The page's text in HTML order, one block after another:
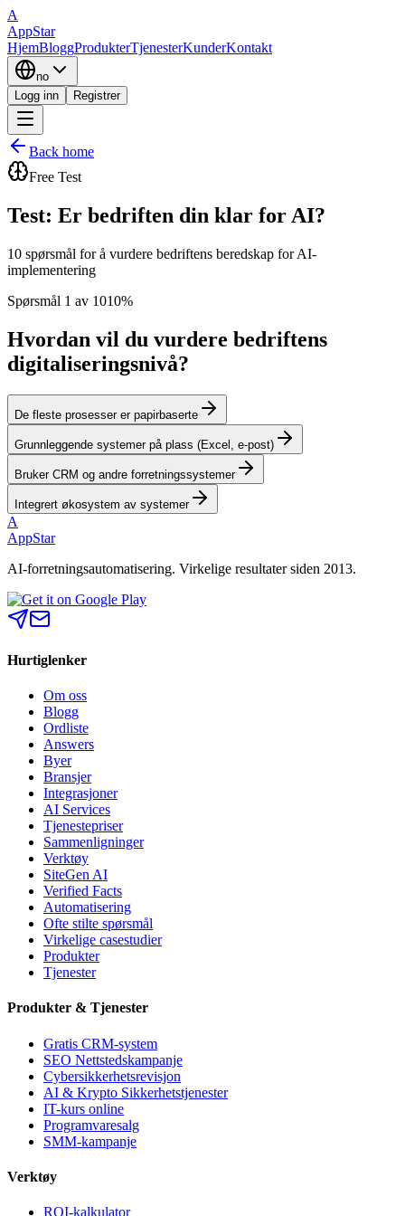
A
AppStar
HjemBloggProdukterTjenesterKunderKontakt
no
Logg inn
Registrer
Back home
Free Test
Test: Er bedriften din klar for AI?
10 spørsmål for å vurdere bedriftens beredskap for AI-
implementering
Spørsmål 1 av 1010%
Hvordan vil du vurdere bedriftens
digitaliseringsnivå?
De fleste prosesser er papirbaserte
Grunnleggende systemer på plass (Excel, e-post)
Bruker CRM og andre forretningssystemer
Integrert økosystem av systemer
A
AppStar
AI-forretningsautomatisering. Virkelige resultater siden 2013.
Hurtiglenker
Om oss
Blogg
Ordliste
Answers
Byer
Bransjer
Integrasjoner
AI Services
Tjenestepriser
Sammenligninger
Verktøy
SiteGen AI
Verified Facts
Automatisering
Ofte stilte spørsmål
Virkelige casestudier
Produkter
Tjenester
Produkter & Tjenester
Gratis CRM-system
SEO Nettstedskampanje
Cybersikkerhetsrevisjon
AI & Krypto Sikkerhetstjenester
IT-kurs online
Programvaresalg
SMM-kampanje
Verktøy
ROI-kalkulator